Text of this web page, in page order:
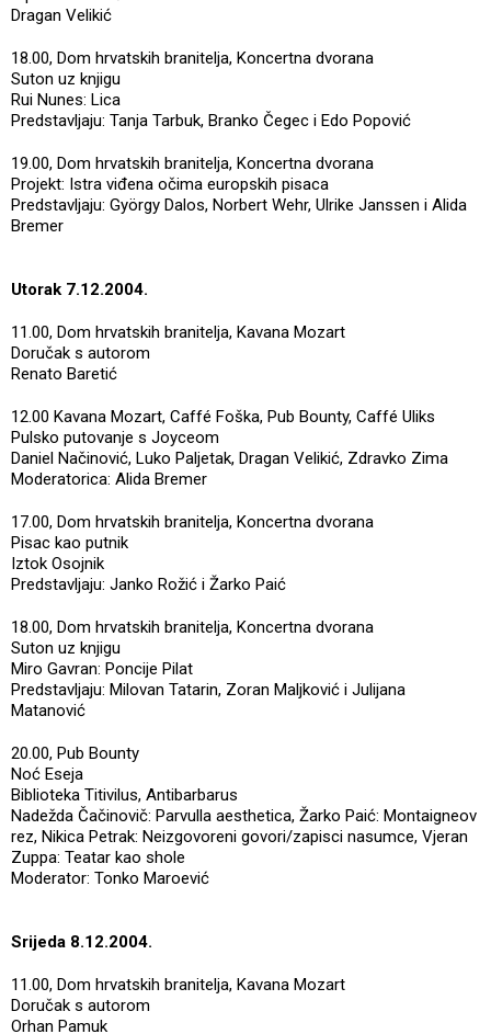
Dragan Velikić
18.00, Dom hrvatskih branitelja, Koncertna dvorana
Suton uz knjigu
Rui Nunes: Lica
Predstavljaju: Tanja Tarbuk, Branko Čegec i Edo Popović
19.00, Dom hrvatskih branitelja, Koncertna dvorana
Projekt: Istra viđena očima europskih pisaca
Predstavljaju: György Dalos, Norbert Wehr, Ulrike Janssen i Alida
Bremer
Utorak 7.12.2004.
11.00, Dom hrvatskih branitelja, Kavana Mozart
Doručak s autorom
Renato Baretić
12.00 Kavana Mozart, Caffé Foška, Pub Bounty, Caffé Uliks
Pulsko putovanje s Joyceom
Daniel Načinović, Luko Paljetak, Dragan Velikić, Zdravko Zima
Moderatorica: Alida Bremer
17.00, Dom hrvatskih branitelja, Koncertna dvorana
Pisac kao putnik
Iztok Osojnik
Predstavljaju: Janko Rožić i Žarko Paić
18.00, Dom hrvatskih branitelja, Koncertna dvorana
Suton uz knjigu
Miro Gavran: Poncije Pilat
Predstavljaju: Milovan Tatarin, Zoran Maljković i Julijana
Matanović
20.00, Pub Bounty
Noć Eseja
Biblioteka Titivilus, Antibarbarus
Nadežda Čačinovič: Parvulla aesthetica, Žarko Paić: Montaigneov
rez, Nikica Petrak: Neizgovoreni govori/zapisci nasumce, Vjeran
Zuppa: Teatar kao shole
Moderator: Tonko Maroević
Srijeda 8.12.2004.
11.00, Dom hrvatskih branitelja, Kavana Mozart
Doručak s autorom
Orhan Pamuk